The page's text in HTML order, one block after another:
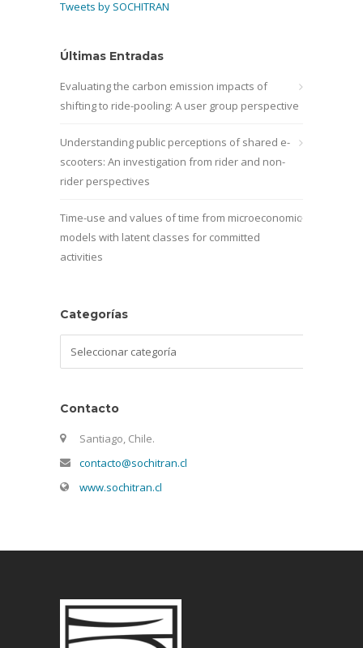
Tweets by SOCHITRAN
Últimas Entradas
Evaluating the carbon emission impacts of
shifting to ride-pooling: A user group perspective
Understanding public perceptions of shared e-
scooters: An investigation from rider and non-
rider perspectives
Time-use and values of time from microeconomic
models with latent classes for committed
activities
Categorías
Contacto
Santiago, Chile.
contacto@sochitran.cl
www.sochitran.cl